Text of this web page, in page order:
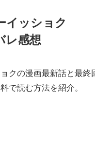
イッショク
レ感想
クの漫画最新話と最
で読む方法を紹介。